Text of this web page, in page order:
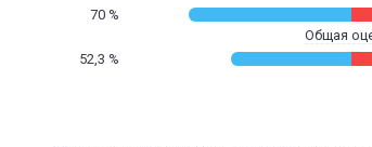
70 %
Общая
52,3 %